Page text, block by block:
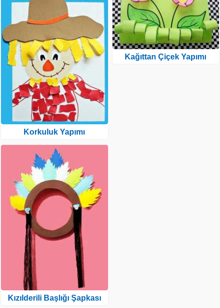
Korkuluk Yapımı
Kızılderili Başlığı Şapkası
Kağıttan Çiçek Yapımı